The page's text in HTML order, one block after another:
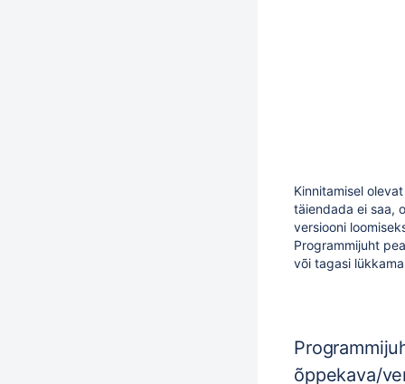
Kinnitamisel
täiendada ei saa,
versiooni
Programmijuht
või tagasi
õppekava/